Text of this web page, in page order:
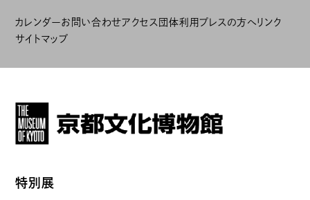
カレンダーお問い合わせアクセス 団体利用 プレスの方へリンク
サイトマップ
特別展